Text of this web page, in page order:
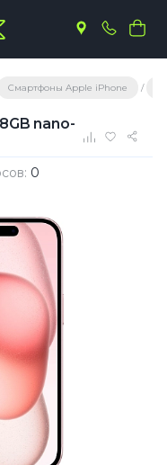
Смартфоны Apple iPhone
nano-
0